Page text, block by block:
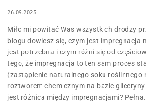
26.09.2025
Miło mi powitać Was wszystkich drodzy
blogu dowiesz się, czym jest impregnacja
jest potrzebna i czym różni się od
tego, że impregnacja to ten sam proces
(zastąpienie naturalnego soku roślinnego
roztworem chemicznym na bazie
jest różnica między impregnacjami?